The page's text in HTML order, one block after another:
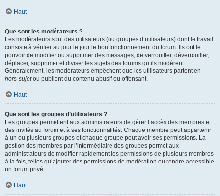
Haut
Que sont les modérateurs ?
Les modérateurs sont des utilisateurs (ou groupes d’utilisateurs) dont le travail
consiste à vérifier au jour le jour le bon fonctionnement du forum. Ils ont le
pouvoir de modifier ou supprimer des messages, de verrouiller, déverrouiller,
déplacer, supprimer et diviser les sujets des forums qu’ils modèrent.
Généralement, les modérateurs empêchent que les utilisateurs partent en
hors-sujetou publient du contenu abusif ou offensant.
Haut
Que sont les groupes d’utilisateurs ?
Les groupes permettent aux administrateurs de gérer l’accès des membres et
des invités au forum et à ses fonctionnalités. Chaque membre peut appartenir
à un ou plusieurs groupes et chaque groupe peut avoir ses permissions. La
gestion des membres par l’intermédiaire des groupes permet aux
administrateurs de modifier rapidement les permissions de plusieurs membres
à la fois, telles qu’ajouter des permissions de modération ou rendre accessible
un forum privé.
Haut